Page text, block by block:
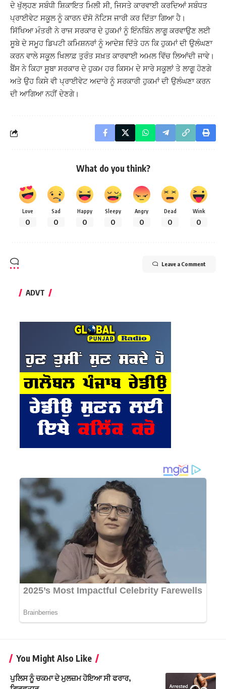
ਦੇ ਖੁੱਲ੍ਹਣ ਸਬੰਧੀ ਸ਼ਿਕਾਇਤ ਮਿਲੀ ਸੀ, ਜਿਸਤੇ ਕਾਰਵਾਈ ਕਰਦਿਆਂ ਸਬੰਧਤ
ਪ੍ਰਾਈਵੇਟ ਸਕੂਲ ਨੂੰ ਕਾਰਨ ਦੱਸੋ ਨੋਟਿਸ ਜਾਰੀ ਕਰ ਦਿੱਤਾ ਗਿਆ ਹੈ।
ਸਿੱਖਿਆ ਮੰਤਰੀ ਨੇ ਰਾਜ ਸਰਕਾਰ ਦੇ ਹੁਕਮਾਂ ਨੂੰ ਇੰਨਬਿੰਨ ਲਾਗੂ ਕਰਵਾਉਣ ਲਈ
ਸੂਬੇ ਦੇ ਸਮੂਹ ਡਿਪਟੀ ਕਮਿਸ਼ਨਰਾਂ ਨੂੰ ਆਦੇਸ਼ ਦਿੱਤੇ ਹਨ ਕਿ ਹੁਕਮਾਂ ਦੀ ਉਲੰਘਣਾ
ਕਰਨ ਵਾਲੇ ਸਕੂਲ ਖਿਲਾਫ਼ ਤੁਰੰਤ ਸਖ਼ਤ ਕਾਰਵਾਈ ਅਮਲ ਵਿੱਚ ਲਿਆਂਦੀ ਜਾਵੇ।
ਬੈਂਸ ਨੇ ਕਿਹਾ ਸੂਬਾ ਸਰਕਾਰ ਦੇ ਹੁਕਮ ਹਰ ਕਿਸਮ ਦੇ ਸਾਰੇ ਸਕੂਲਾਂ ਤੇ ਲਾਗੂ ਹੋਣਗੇ
ਅਤੇ ਉਹ ਕਿਸੇ ਵੀ ਪ੍ਰਾਈਵੇਟ ਅਦਾਰੇ ਨੂੰ ਸਰਕਾਰੀ ਹੁਕਮਾਂ ਦੀ ਉਲੰਘਣਾ ਕਰਨ
ਦੀ ਆਗਿਆ ਨਹੀਂ ਦੇਣਗੇ।
What do you think?
Love
0
Sad
0
Happy
0
Sleepy
0
Angry
0
Dead
0
Wink
0
Leave a Comment
ADVT
You Might Also Like
ਪੁਲਿਸ ਨੂੰ ਚਕਮਾ ਦੇ ਮੁਲਜ਼ਮ ਹੋਇਆ ਸੀ ਫਰਾਰ,